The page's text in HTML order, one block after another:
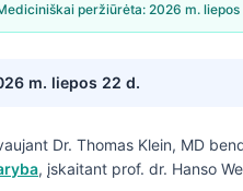
peržiūrėta: 2026 m. liepos
m. liepos 22 d.
Dr. Thomas Klein, MD
, įskaitant prof. dr. Hanso